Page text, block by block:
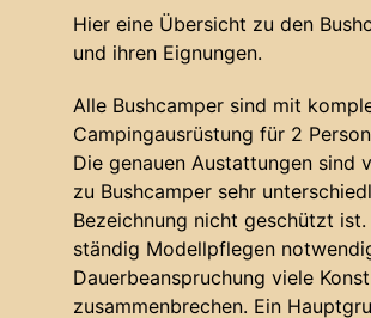
Hier eine Übersicht zu den
und ihren Eignungen.
Alle Bushcamper sind mit
Campingausrüstung für 2
Die genauen Austattungen sind
zu Bushcamper sehr
Bezeichnung nicht geschützt ist.
ständig Modellpflegen
Dauerbeanspruchung viele
zusammenbrechen. Ein